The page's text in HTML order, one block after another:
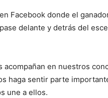
Facebook donde el
delante y detrás del
acompañan en nuestros
haga sentir parte
une a ellos.